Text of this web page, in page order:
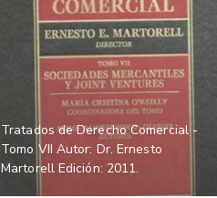
Tratados de Derecho Comercial -
Tomo VII Autor: Dr. Ernesto
Martorell Edición: 2011.